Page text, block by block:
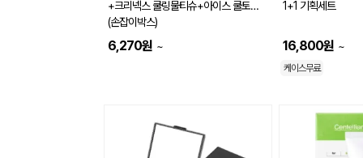
+크리넥스 쿨링물티슈+아이스 쿨토시
(손잡이박스)
6,270원 ~
1+1 기획세트
16,800원 ~
케이스무료